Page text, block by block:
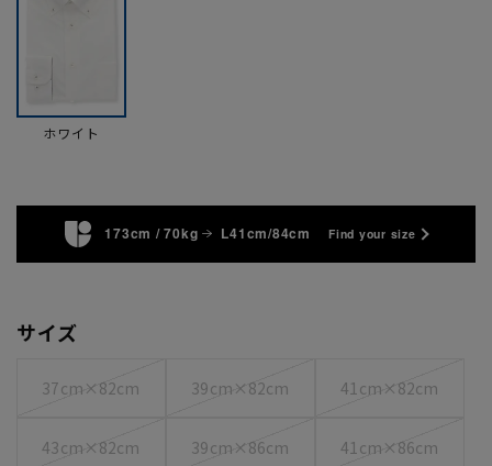
ホワイト
173cm / 70kg L41cm/84cm Find your size
サイズ
37cm×82cm 39cm×82cm 41cm×82cm
43cm×82cm 39cm×86cm 41cm×86cm